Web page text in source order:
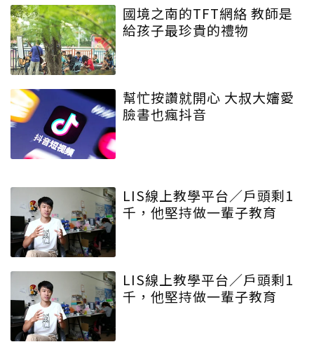
國境之南的TFT網絡 教師是
給孩子最珍貴的禮物
幫忙按讚就開心 大叔大嬸愛
臉書也瘋抖音
LIS線上教學平台／戶頭剩1
千，他堅持做一輩子教育
LIS線上教學平台／戶頭剩1
千，他堅持做一輩子教育